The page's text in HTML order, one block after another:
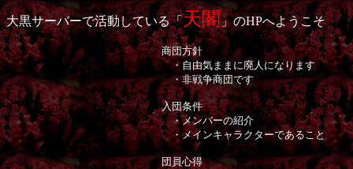
大黒サーバーで活動している「天閣」のHPへようこそ
商団方針
・自由気ままに廃人になります
・非戦争商団です
入団条件
・メンバーの紹介
・メインキャラクターであること
団員心得